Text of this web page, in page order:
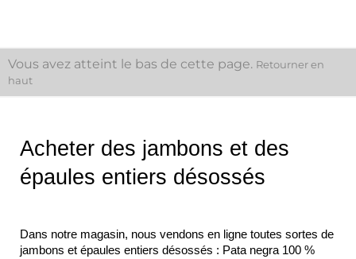
Vous avez atteint le bas de cette page. Retourner en
haut
Acheter des jambons et des
épaules entiers désossés
Dans notre magasin, nous vendons en ligne toutes sortes de
jambons et épaules entiers désossés : Pata negra 100 %